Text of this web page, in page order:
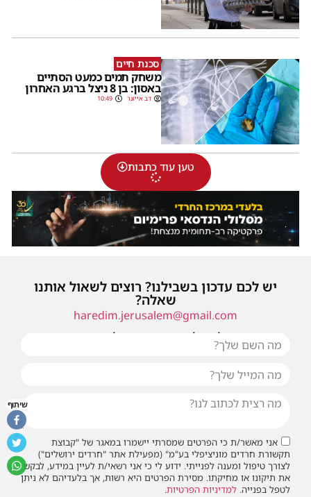
סכנת חיים
משחק תמים כמעט הסתיים
באסון: בן 8 ניצל ברגע האחרון
דב אייזנר 10:49
טען עוד כתבות
יש לכם עדכון בשבילנו? רוצים לשאול אותנו
שאלה?
haredim.jerusalem@gmail.com
או שילחו אלינו פנייה ונחזור אליכם בהקדם
אני מאשר/ת כי הפרטים שמסרתי יישמרו במאגר של "קבוצת
תקשורת חרדים מוניציפלי בע"מ" (מפעילת אתר "חרדים ירושלים")
לצורך טיפול ומענה לפנייתי. ידוע לי כי אני רשאי/ת לעיין במידע, לבקש
את תיקונו או מחיקתו. מסירת הפרטים היא רשות, אך בלעדיהם לא ניתן
לטפל בפנייה. למדיניות הפרטיות.
שיתוף